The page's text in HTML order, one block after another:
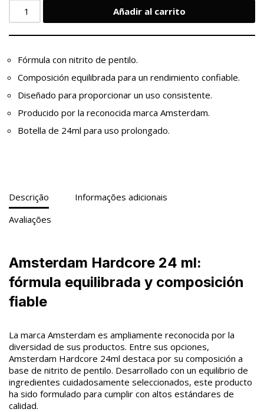
Añadir al carrito
Fórmula con nitrito de pentilo.
Composición equilibrada para un rendimiento confiable.
Diseñado para proporcionar un uso consistente.
Producido por la reconocida marca Amsterdam.
Botella de 24ml para uso prolongado.
Descrição
Informações adicionais
Avaliações
Amsterdam Hardcore 24 ml:
fórmula equilibrada y composición
fiable
La marca Amsterdam es ampliamente reconocida por la
diversidad de sus productos. Entre sus opciones,
Amsterdam Hardcore 24ml destaca por su composición a
base de nitrito de pentilo. Desarrollado con un equilibrio de
ingredientes cuidadosamente seleccionados, este producto
ha sido formulado para cumplir con altos estándares de
calidad.